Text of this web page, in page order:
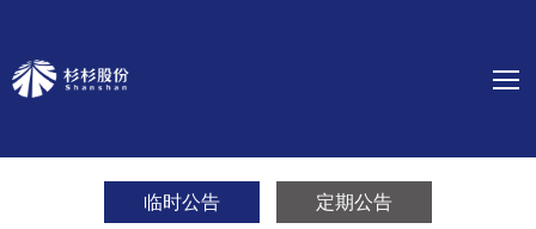
临时公告 定期公告